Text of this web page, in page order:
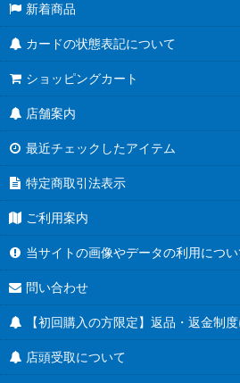
新着商品
カードの状態表記について
ショッピングカート
店舗案内
最近チェックしたアイテム
特定商取引法表示
ご利用案内
当サイトの画像やデータの利用につい
問い合わせ
【初回購入の方限定】返品・返金制
店頭受取について